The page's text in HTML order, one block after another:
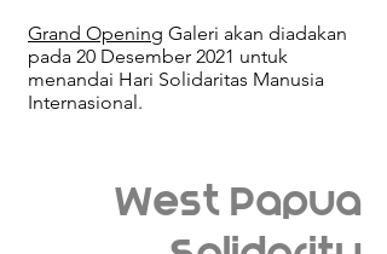
Grand Opening Galeri akan diadakan
pada 20 Desember 2021 untuk
menandai Hari Solidaritas Manusia
Internasional.
West Papua